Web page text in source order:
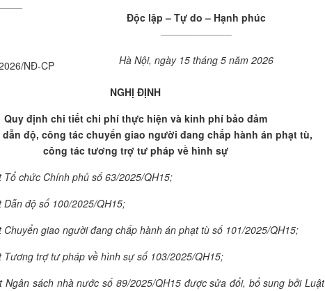
NĐ-CP
Độc lập – Tự do – Hạnh phúc
Hà Nội, ngày 15 tháng 5 năm 2026
NGHỊ ĐỊNH
Quy định chi tiết chi phí thực hiện và kinh phí bảo đảm
độ, công tác chuyển giao người đang chấp hành án phạt tù,
công tác tương trợ tư pháp về hình sự
Tổ chức Chính phủ số 63/2025/QH15;
Dẫn độ số 100/2025/QH15;
Chuyển giao người đang chấp hành án phạt tù số 101/2025/QH15;
Tương trợ tư pháp về hình sự số 103/2025/QH15;
Ngân sách nhà nước số 89/2025/QH15 được sửa đổi, bổ sung bởi Luật